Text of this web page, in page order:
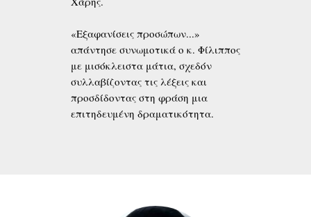
«Εξαφανίσεις προσώπων...»
απάντησε συνωμοτικά ο κ. Φίλιππος
με μισόκλειστα μάτια, σχεδόν
συλλαβίζοντας τις λέξεις και
προσδίδοντας στη φράση μια
επιτηδευμένη δραματικότητα.